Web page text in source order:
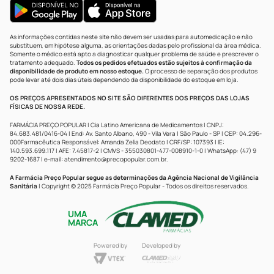
As informações contidas neste site não devem ser usadas para automedicação e não
substituem, em hipótese alguma, as orientações dadas pelo profissional da área médica.
Somente o médico está apto a diagnosticar qualquer problema de saúde e prescrever o
tratamento adequado. Todos os pedidos efetuados estão sujeitos à confirmação da
disponibilidade de produto em nosso estoque.O processo de separação dos produtos
pode levar até dois dias úteis dependendo da disponibilidade do estoque em loja.
OS PREÇOS APRESENTADOS NO SITE SÃO DIFERENTES DOS PREÇOS DAS LOJAS
FÍSICAS DE NOSSA REDE.
FARMÁCIA PREÇO POPULAR | Cia Latino Americana de Medicamentos | CNPJ:
84.683.481/0416-04 | End: Av. Santo Albano, 490 - Vila Vera | São Paulo - SP | CEP: 04.296-
000Farmacêutica Responsável: Amanda Zelia Deodato | CRF/SP: 107393 | IE:
140.593.699.117 | AFE: 7.45817-2 | CMVS - 355030801-477-008910-1-0 | WhatsApp: (47) 9
9202-1687 | e-mail: atendimento@precopopular.com.br.
A Farmácia Preço Popular segue as determinações da Agência Nacional de Vigilância
Sanitária | Copyright © 2025 Farmácia Preço Popular - Todos os direitos reservados.
UMA
MARCA
Powered by Developed by